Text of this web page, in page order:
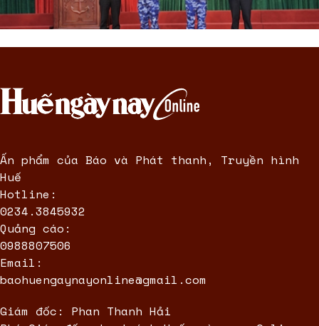
Ấn phẩm của Báo và Phát thanh, Truyền hình
Huế
Hotline:
0234.3845932
Quảng cáo:
0988807506
Email:
baohuengaynayonline@gmail.com
Giám đốc: Phan Thanh Hải